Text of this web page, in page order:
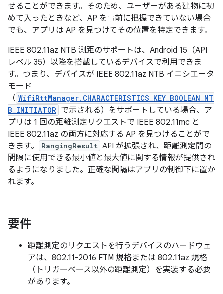
せることができます。そのため、ユーザーがある建物に初
めて入ったときなど、AP を事前に把握できていない場合
でも、アプリは AP を見つけてその位置を特定できます。
IEEE 802.11az NTB 測距のサポートは、Android 15（API
レベル 35）以降を搭載しているデバイスで利用できま
す。つまり、デバイスが IEEE 802.11az NTB イニシエータ
モード
（ WifiRttManager.CHARACTERISTICS_KEY_BOOLEAN_NT
B_INITIATOR で示される）をサポートしている場合、ア
プリは 1 回の距離測定リクエストで IEEE 802.11mc と
IEEE 802.11az の両方に対応する AP を見つけることがで
きます。
RangingResult API が拡張され、距離測定間の
間隔に使用できる最小値と最大値に関する情報が提供され
るようになりました。正確な間隔はアプリの制御下に置か
れます。
要件
距離測定のリクエストを行うデバイスのハードウェ
アは、802.11-2016 FTM 規格または 802.11az 規格
（トリガーベース以外の距離測定）を実装する必要
があります。